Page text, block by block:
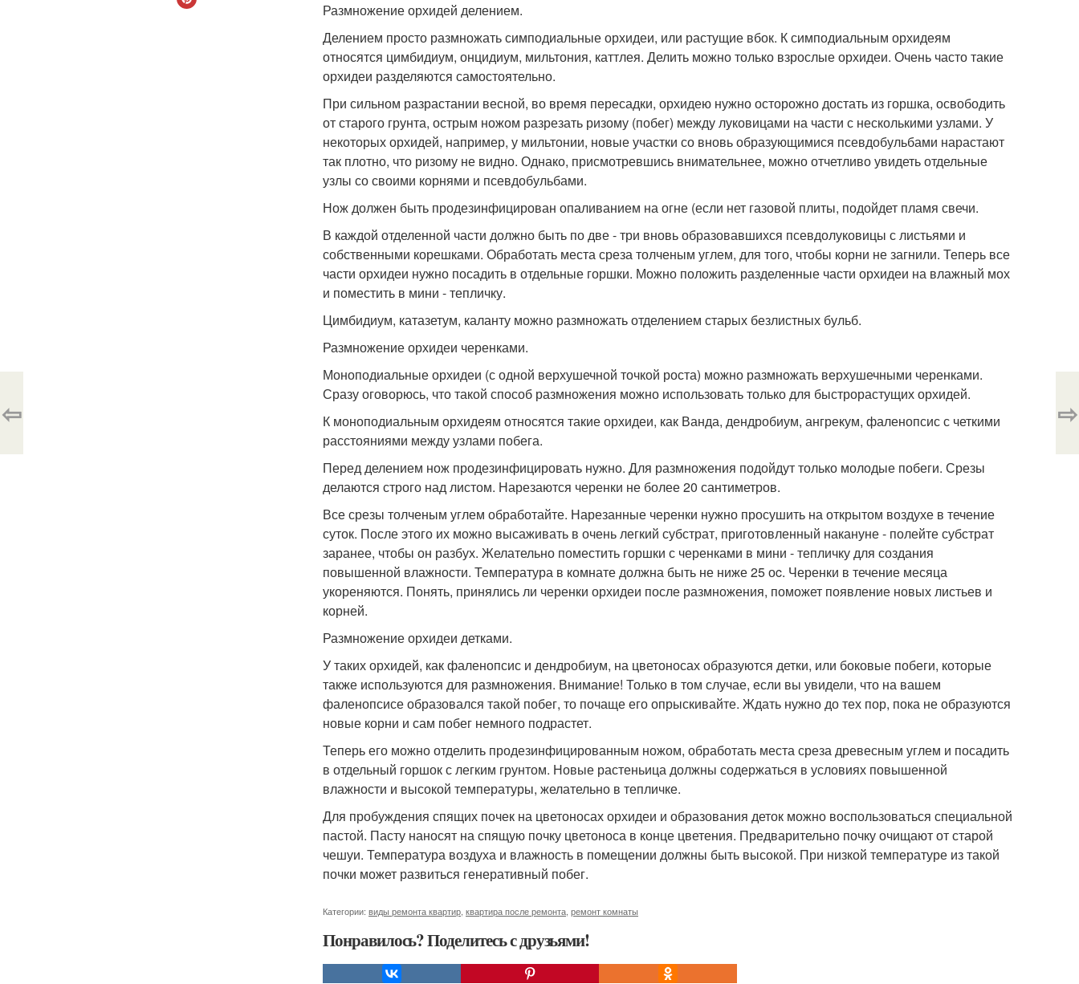
Размножение орхидей делением.
Делением просто размножать симподиальные орхидеи, или растущие вбок. К симподиальным орхидеям
относятся цимбидиум, онцидиум, мильтония, каттлея. Делить можно только взрослые орхидеи. Очень часто такие
орхидеи разделяются самостоятельно.
При сильном разрастании весной, во время пересадки, орхидею нужно осторожно достать из горшка, освободить
от старого грунта, острым ножом разрезать ризому (побег) между луковицами на части с несколькими узлами. У
некоторых орхидей, например, у мильтонии, новые участки со вновь образующимися псевдобульбами нарастают
так плотно, что ризому не видно. Однако, присмотревшись внимательнее, можно отчетливо увидеть отдельные
узлы со своими корнями и псевдобульбами.
Нож должен быть продезинфицирован опаливанием на огне (если нет газовой плиты, подойдет пламя свечи.
В каждой отделенной части должно быть по две - три вновь образовавшихся псевдолуковицы с листьями и
собственными корешками. Обработать места среза толченым углем, для того, чтобы корни не загнили. Теперь все
части орхидеи нужно посадить в отдельные горшки. Можно положить разделенные части орхидеи на влажный мох
и поместить в мини - тепличку.
Цимбидиум, катазетум, каланту можно размножать отделением старых безлистных бульб.
Размножение орхидеи черенками.
Моноподиальные орхидеи (с одной верхушечной точкой роста) можно размножать верхушечными черенками.
Сразу оговорюсь, что такой способ размножения можно использовать только для быстрорастущих орхидей.
К моноподиальным орхидеям относятся такие орхидеи, как Ванда, дендробиум, ангрекум, фаленопсис с четкими
расстояниями между узлами побега.
Перед делением нож продезинфицировать нужно. Для размножения подойдут только молодые побеги. Срезы
делаются строго над листом. Нарезаются черенки не более 20 сантиметров.
Все срезы толченым углем обработайте. Нарезанные черенки нужно просушить на открытом воздухе в течение
суток. После этого их можно высаживать в очень легкий субстрат, приготовленный накануне - полейте субстрат
заранее, чтобы он разбух. Желательно поместить горшки с черенками в мини - тепличку для создания
повышенной влажности. Температура в комнате должна быть не ниже 25 оc. Черенки в течение месяца
укореняются. Понять, принялись ли черенки орхидеи после размножения, поможет появление новых листьев и
корней.
Размножение орхидеи детками.
У таких орхидей, как фаленопсис и дендробиум, на цветоносах образуются детки, или боковые побеги, которые
также используются для размножения. Внимание! Только в том случае, если вы увидели, что на вашем
фаленопсисе образовался такой побег, то почаще его опрыскивайте. Ждать нужно до тех пор, пока не образуются
новые корни и сам побег немного подрастет.
Теперь его можно отделить продезинфицированным ножом, обработать места среза древесным углем и посадить
в отдельный горшок с легким грунтом. Новые растеньица должны содержаться в условиях повышенной
влажности и высокой температуры, желательно в тепличке.
Для пробуждения спящих почек на цветоносах орхидеи и образования деток можно воспользоваться специальной
пастой. Пасту наносят на спящую почку цветоноса в конце цветения. Предварительно почку очищают от старой
чешуи. Температура воздуха и влажность в помещении должны быть высокой. При низкой температуре из такой
почки может развиться генеративный побег.
Категории: виды ремонта квартир квартира после ремонта ремонт комнаты
Понравилось? Поделитесь с друзьями!
⇦ ⇨